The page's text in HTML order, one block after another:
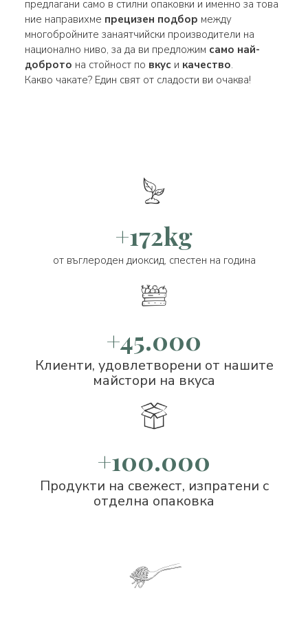
предлагани само в стилни опаковки и именно за това
ние направихме прецизен подбор между
многобройните занаятчийски производители на
национално ниво, за да ви предложим само най-
доброто на стойност по вкус и качество.
Какво чакате? Един свят от сладости ви очаква!
+172kg
от въглероден диоксид, спестен на година
+45.000
Клиенти, удовлетворени от нашите
майстори на вкуса
+100.000
Продукти на свежест, изпратени с
отделна опаковка